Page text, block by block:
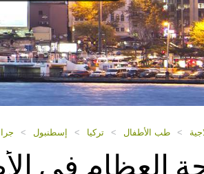
> طب الأطفال > تركيا > إسطنبول >